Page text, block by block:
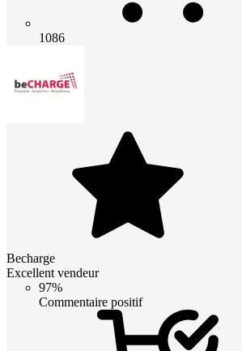
1086
Becharge
Excellent vendeur
97%
Commentaire positif